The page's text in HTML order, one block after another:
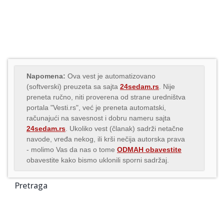
Napomena: Ova vest je automatizovano
(softverski) preuzeta sa sajta 24sedam.rs . Nije
preneta ručno, niti proverena od strane uredništva
portala "Vesti.rs", već je preneta automatski,
računajući na savesnost i dobru nameru sajta
24sedam.rs . Ukoliko vest (članak) sadrži netačne
navode, vređa nekog, ili krši nečija autorska prava
- molimo Vas da nas o tome ODMAH obavestite
obavestite kako bismo uklonili sporni sadržaj.
Pretraga